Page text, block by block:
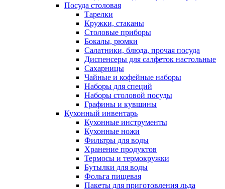
Посуда столовая
Тарелки
Кружки, стаканы
Столовые приборы
Бокалы, рюмки
Салатники, блюда, прочая посуда
Диспенсеры для салфеток настольные
Сахарницы
Чайные и кофейные наборы
Наборы для специй
Наборы столовой посуды
Графины и кувшины
Кухонный инвентарь
Кухонные инструменты
Кухонные ножи
Фильтры для воды
Хранение продуктов
Термосы и термокружки
Бутылки для воды
Фольга пищевая
Пакеты для приготовления льда